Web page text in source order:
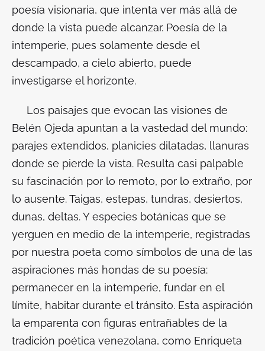
poesía visionaria, que intenta ver más allá de
donde la vista puede alcanzar. Poesía de la
intemperie, pues solamente desde el
descampado, a cielo abierto, puede
investigarse el horizonte.
Los paisajes que evocan las visiones de
Belén Ojeda apuntan a la vastedad del mundo:
parajes extendidos, planicies dilatadas, llanuras
donde se pierde la vista. Resulta casi palpable
su fascinación por lo remoto, por lo extraño, por
lo ausente. Taigas, estepas, tundras, desiertos,
dunas, deltas. Y especies botánicas que se
yerguen en medio de la intemperie, registradas
por nuestra poeta como símbolos de una de las
aspiraciones más hondas de su poesía:
permanecer en la intemperie, fundar en el
límite, habitar durante el tránsito. Esta aspiración
la emparenta con figuras entrañables de la
tradición poética venezolana, como Enriqueta